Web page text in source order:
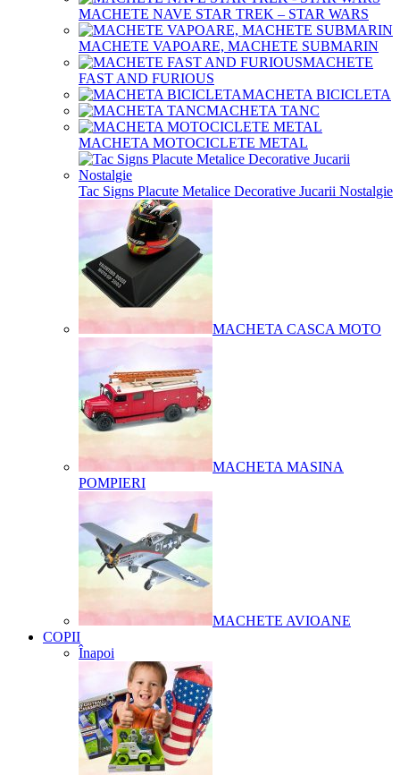
MACHETE NAVE STAR TREK – STAR WARS
MACHETE VAPOARE, MACHETE SUBMARIN
MACHETE
FAST AND FURIOUS
MACHETA BICICLETA
MACHETA TANC
MACHETA MOTOCICLETE METAL
Tac Signs Placute Metalice Decorative Jucarii Nostalgie
MACHETA CASCA MOTO
MACHETA MASINA
POMPIERI
MACHETE AVIOANE
COPII
Înapoi